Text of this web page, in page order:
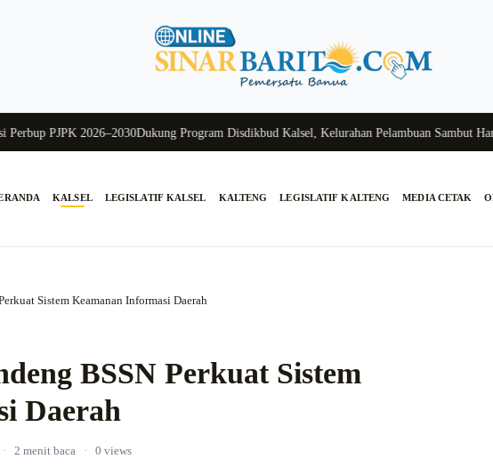
PJPK 2026–2030Dukung Program Disdikbud Kalsel, Kelurahan Pelambuan Sambut Hangat
KALSEL LEGISLATIF KALSEL KALTENG LEGISLATIF KALTENG MEDIA CETAK
Sistem Keamanan Informasi Daerah
BSSN Perkuat Sistem
Daerah
· 2 menit baca · 0 views